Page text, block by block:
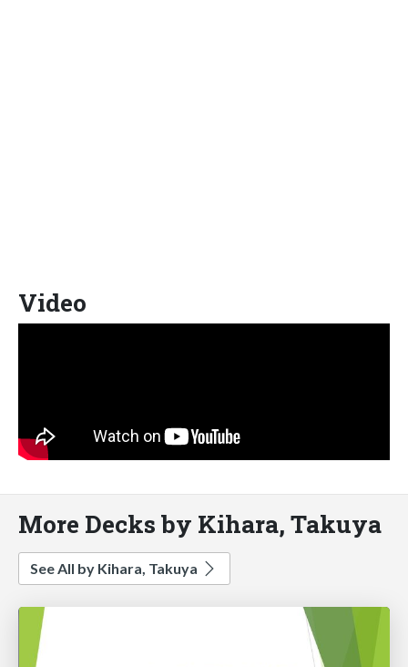
Video
More Decks by Kihara, Takuya
See All by Kihara, Takuya